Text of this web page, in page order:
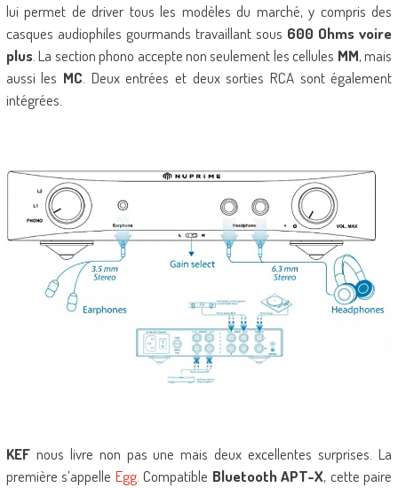
lui permet de driver tous les modèles du marché, y compris des
casques audiophiles gourmands travaillant sous 600 Ohms voire
plus. La section phono accepte non seulement les cellules MM, mais
aussi les MC . Deux entrées et deux sorties RCA sont également
intégrées.
KEFnous livre non pas une mais deux excellentes surprises. La
première s’appelle Egg. Compatible Bluetooth APT-X, cette paire